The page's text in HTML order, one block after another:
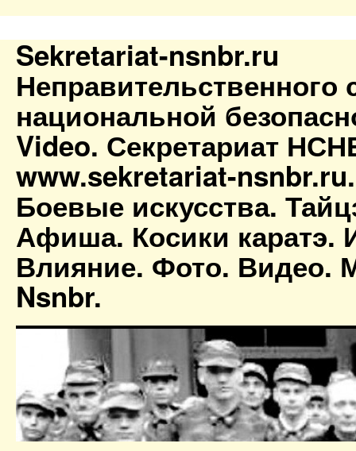
Sekretariat-nsnbr.ru
Неправительственного
национальной
Video. Секретариат
www.sekretariat-
Боевые искусства.
Афиша. Косики каратэ.
Влияние. Фото. Видео.
Nsnbr.